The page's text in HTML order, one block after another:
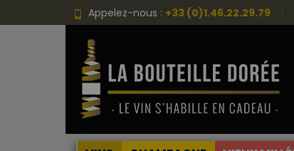
Appelez-nous : +33 (0)1.46.22.29.79